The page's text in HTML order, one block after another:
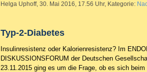
Helga Uphoff, 30. Mai 2016, 17.56 Uhr, Kategorie:
Typ-2-Diabetes
Insulinresistenz oder Kalorienresistenz? Im
DISKUSSIONSFORUM der Deutschen
23.11.2015 ging es um die Frage, ob es sich beim